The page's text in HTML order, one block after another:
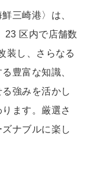
。』
しい一流店へ。」
教科書。」
三崎港〉は、
23 区内で店舗数
装し、さらなる
豊富な知識、
強みを活かし
ます。厳選さ
ナブルに楽し